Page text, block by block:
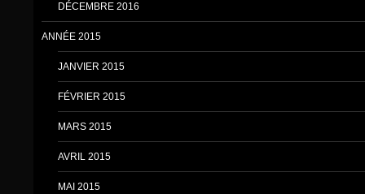
DÉCEMBRE 2016
ANNÉE 2015
JANVIER 2015
FÉVRIER 2015
MARS 2015
AVRIL 2015
MAI 2015